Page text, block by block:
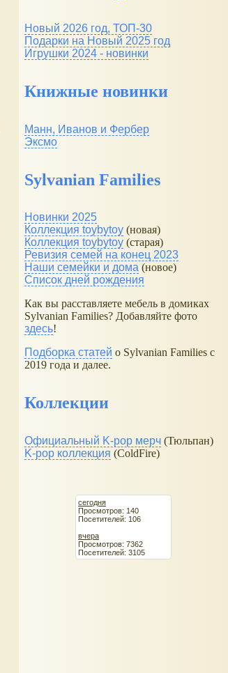
Новый 2026 год, ТОП-30
Подарки на Новый 2025 год
Игрушки 2024 - новинки
Книжные новинки
Манн, Иванов и Фербер
Эксмо
Sylvanian Families
Новинки 2025
Коллекция toybytoy (новая)
Коллекция toybytoy (старая)
Ревизия семей на конец 2023
Наши семейки и дома (новое)
Список дней рождения
Как вы расставляете мебель в домиках
Sylvanian Families? Добавляйте фото
здесь!
Подборка статей о Sylvanian Families с
2019 года и далее.
Коллекции
Официальный K-pop мерч (Тюльпан)
K-pop коллекция (ColdFire)
сегодня
Просмотров: 140
Посетителей: 106
вчера
Просмотров: 7362
Посетителей: 3105